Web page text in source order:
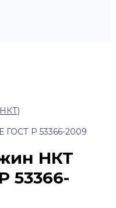
ГОСТ Р 53366-2009
НКТ
53366-